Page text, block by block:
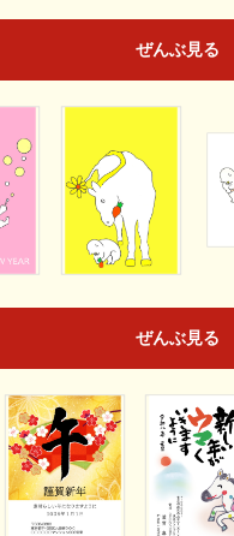
ぜんぶ見る
ぜんぶ見る